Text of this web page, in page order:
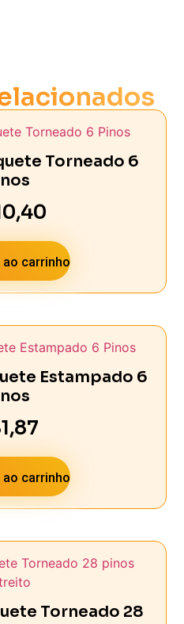
Torneado 6
carrinho
Estampado 6
1,87
carrinho
Torneado 28